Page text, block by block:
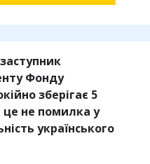
Фонду
зберігає 5
це не помилка у
українського